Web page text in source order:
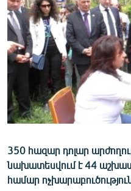
ՄԻՋԱԶԳԱՅԻՆ
ՄՇԱԿՈՒՅԹ
ՍՊՈՐՏ
ՄԵԿՆԱԲԱՆՈՒԹՅՈՒՆ
ՏՏ ԵՒ ԻՆՏԵՐՆԵՏ
ԱՐԽԻՎ
ՏԵՍԱՆՅՈՒԹԵՐ
350 հազար դոլար
նախատեսվում է 44
համար